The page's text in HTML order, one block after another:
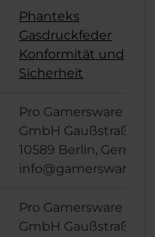
Phanteks
Gasdruckfeder
Konformität und
Sicherheit
Pro Gamersware
GmbH Gaußstraße 1,
10589 Berlin,
Pro Gamersware
GmbH Gaußstraße 1,